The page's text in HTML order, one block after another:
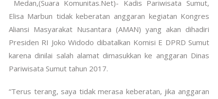
Medan,(Suara Komunitas.Net)- Kadis Pariwisata Sumut,
Elisa Marbun tidak keberatan anggaran kegiatan Kongres
Aliansi Masyarakat Nusantara (AMAN) yang akan dihadiri
Presiden RI Joko Widodo dibatalkan Komisi E DPRD Sumut
karena dinilai salah alamat dimasukkan ke anggaran Dinas
Pariwisata Sumut tahun 2017.
“Terus terang, saya tidak merasa keberatan, jika anggaran